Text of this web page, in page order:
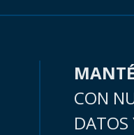
CON
DATOS